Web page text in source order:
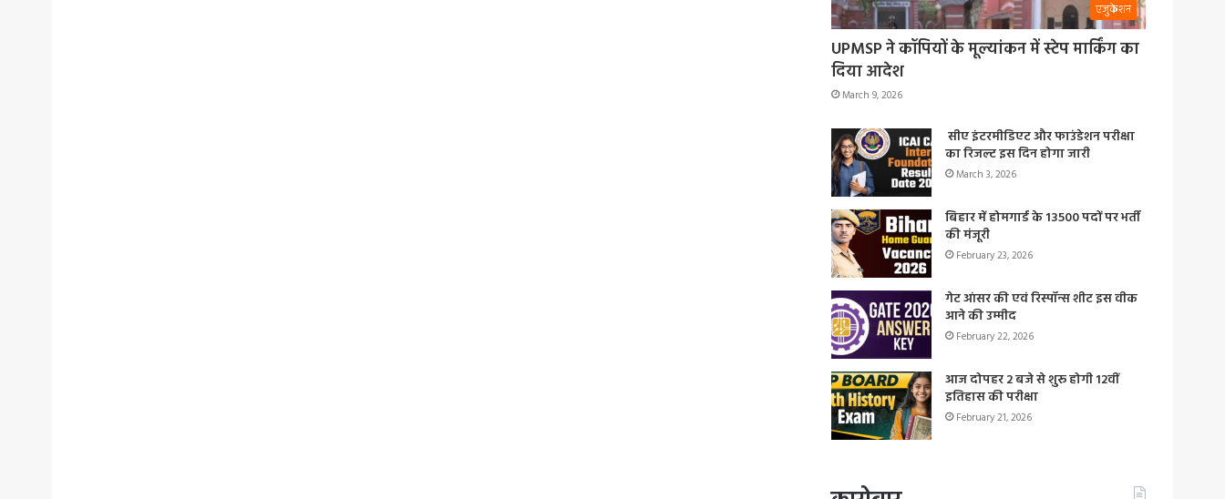
एजुकेशन
UPMSP ने कॉपियों के मूल्यांकन में स्टेप मार्किंग का
दिया आदेश
March 9, 2026
सीए इंटरमीडिएट और फाउंडेशन परीक्षा
का रिजल्ट इस दिन होगा जारी
March 3, 2026
बिहार में होमगार्ड के 13500 पदों पर भर्ती
की मंजूरी
February 23, 2026
गेट आंसर की एवं रिस्पॉन्स शीट इस वीक
आने की उम्मीद
February 22, 2026
आज दोपहर 2 बजे से शुरू होगी 12वीं
इतिहास की परीक्षा
February 21, 2026